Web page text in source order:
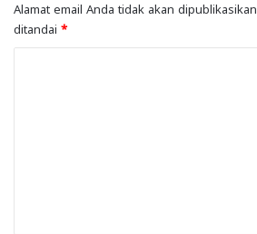
Alamat email Anda tidak akan dipublikasikan.
ditandai *